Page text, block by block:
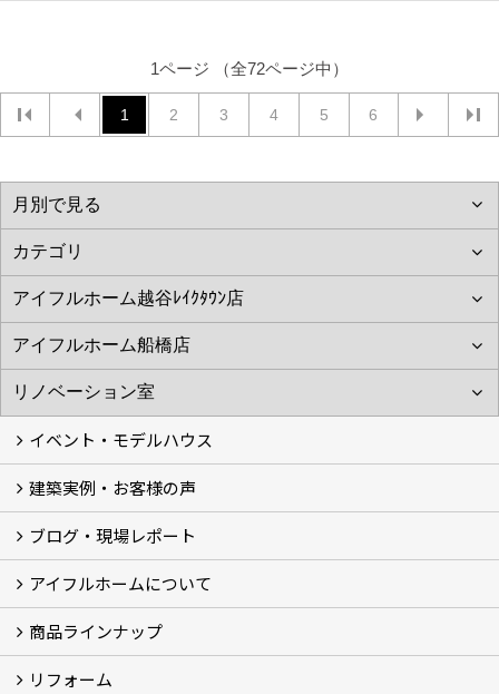
1ページ （全72ページ中）
1 2 3 4 5 6
イベント・モデルハウス
イベント
モデルハウス見学
建築実例・お客様の声
建築実例
お客様の声
ブログ・現場レポート
ブログ
現場レポート
アイフルホームについて
アイフルホームについて (5)
商品ラインナップ
商品ラインナップ
リフォーム